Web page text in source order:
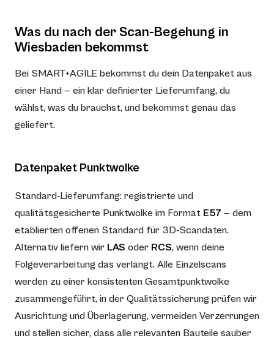
Was du nach der Scan-Begehung in
Wiesbaden bekommst
Bei SMART+AGILE bekommst du dein Datenpaket aus
einer Hand — ein klar definierter Lieferumfang, du
wählst, was du brauchst, und bekommst genau das
geliefert.
Datenpaket Punktwolke
Standard-Lieferumfang: registrierte und
qualitätsgesicherte Punktwolke im Format E57 — dem
etablierten offenen Standard für 3D-Scandaten.
Alternativ liefern wir LAS oder RCS, wenn deine
Folgeverarbeitung das verlangt. Alle Einzelscans
werden zu einer konsistenten Gesamtpunktwolke
zusammengeführt, in der Qualitätssicherung prüfen wir
Ausrichtung und Überlagerung, vermeiden Verzerrungen
und stellen sicher, dass alle relevanten Bauteile sauber